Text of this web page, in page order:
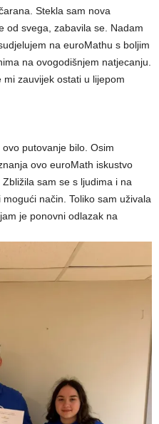
Stekla sam nova
od svega, zabavila se. Nadam
na euroMathu s boljim
na ovogodišnjem natjecanju.
zauvijek ostati u lijepom
putovanje bilo. Osim
ovo euroMath iskustvo
sam se s ljudima i na
način. Toliko sam uživala
je ponovni odlazak na